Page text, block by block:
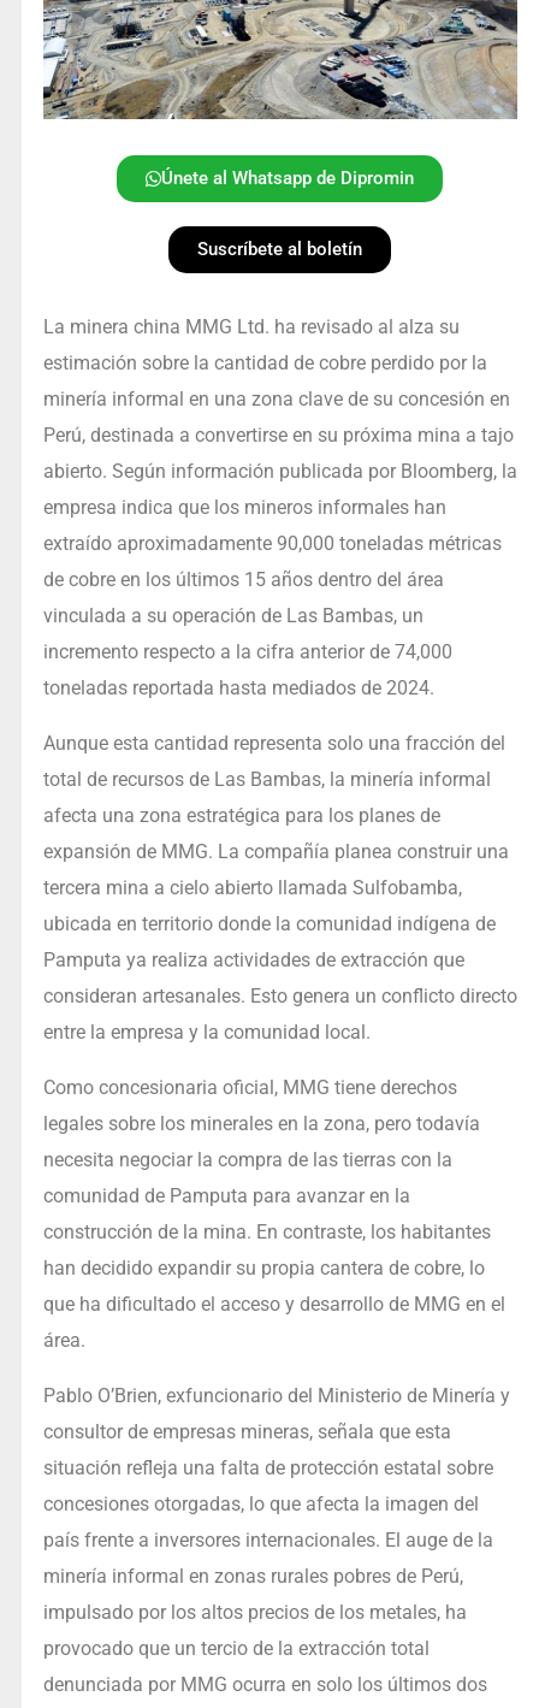
Únete al Whatsapp de Dipromin
Suscríbete al boletín
La minera china MMG Ltd. ha revisado al alza su
estimación sobre la cantidad de cobre perdido por la
minería informal en una zona clave de su concesión en
Perú, destinada a convertirse en su próxima mina a tajo
abierto. Según información publicada por Bloomberg, la
empresa indica que los mineros informales han
extraído aproximadamente 90,000 toneladas métricas
de cobre en los últimos 15 años dentro del área
vinculada a su operación de Las Bambas, un
incremento respecto a la cifra anterior de 74,000
toneladas reportada hasta mediados de 2024.
Aunque esta cantidad representa solo una fracción del
total de recursos de Las Bambas, la minería informal
afecta una zona estratégica para los planes de
expansión de MMG. La compañía planea construir una
tercera mina a cielo abierto llamada Sulfobamba,
ubicada en territorio donde la comunidad indígena de
Pamputa ya realiza actividades de extracción que
consideran artesanales. Esto genera un conflicto directo
entre la empresa y la comunidad local.
Como concesionaria oficial, MMG tiene derechos
legales sobre los minerales en la zona, pero todavía
necesita negociar la compra de las tierras con la
comunidad de Pamputa para avanzar en la
construcción de la mina. En contraste, los habitantes
han decidido expandir su propia cantera de cobre, lo
que ha dificultado el acceso y desarrollo de MMG en el
área.
Pablo O’Brien, exfuncionario del Ministerio de Minería y
consultor de empresas mineras, señala que esta
situación refleja una falta de protección estatal sobre
concesiones otorgadas, lo que afecta la imagen del
país frente a inversores internacionales. El auge de la
minería informal en zonas rurales pobres de Perú,
impulsado por los altos precios de los metales, ha
provocado que un tercio de la extracción total
denunciada por MMG ocurra en solo los últimos dos